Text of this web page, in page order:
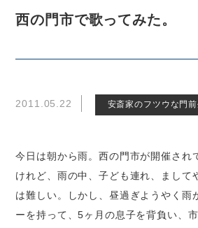
西の門市で歌ってみた。
2011.05.22 安斎家のフツウな門
今日は朝から雨。西の門市が開催され
けれど、雨の中、子ども連れ、まして
は難しい。しかし、昼過ぎようやく雨
ーを持って、5ヶ月の息子を背負い、